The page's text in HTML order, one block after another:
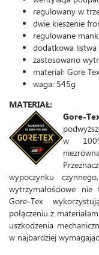
regulowany w
dwie kieszenie
regulowane
dodatkowa listwa
zastosowano
materiał: Gore
waga: 545g
MATERIAŁ:
Gore-
w
wypoczynku
wytrzymałościowe
Gore-Tex
połączeniu z
uszkodzenia
w najbardziej